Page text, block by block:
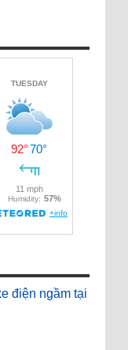
điện ngầm tại